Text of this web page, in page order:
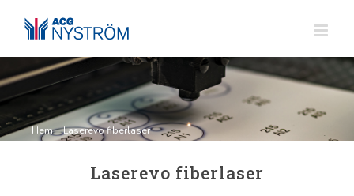
innehållet
Hem | Laserevo fiberlaser
Laserevo fiberlaser